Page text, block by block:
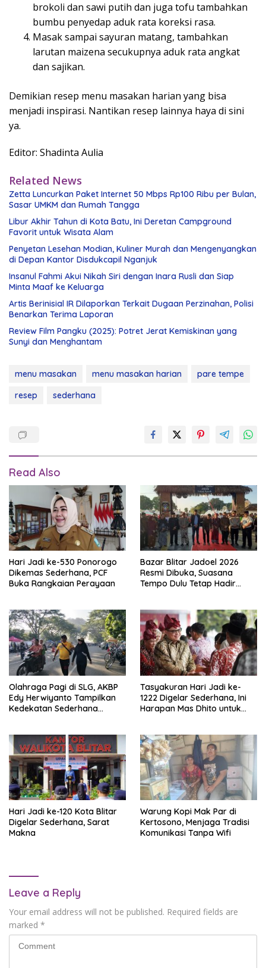
brokoli dan sawi putih dan juga tofu tambahkan
bumbu penyedap aduk rata koreksi rasa.
Masak sampai sayuran matang, tambahkan
larutan maizena secukupnya aduk rata angkat
dan sajikan.
Demikian resep menu masakan harian yang bisa
menjadi inspirasi. Nantikan resep lainnya haya di sini
ya.
Editor: Shadinta Aulia
Related News
Zetta Luncurkan Paket Internet 50 Mbps Rp100 Ribu per Bulan,
Sasar UMKM dan Rumah Tangga
Libur Akhir Tahun di Kota Batu, Ini Deretan Campground
Favorit untuk Wisata Alam
Penyetan Lesehan Modian, Kuliner Murah dan Mengenyangkan
di Depan Kantor Disdukcapil Nganjuk
Insanul Fahmi Akui Nikah Siri dengan Inara Rusli dan Siap
Minta Maaf ke Keluarga
Artis Berinisial IR Dilaporkan Terkait Dugaan Perzinahan, Polisi
Benarkan Terima Laporan
Review Film Pangku (2025): Potret Jerat Kemiskinan yang
Sunyi dan Menghantam
menu masakan menu masakan harian
pare tempe
resep
sederhana
Read Also
Hari Jadi ke-530 Ponorogo
Dikemas Sederhana, PCF
Buka Rangkaian Perayaan
Bazar Blitar Jadoel 2026
Resmi Dibuka, Suasana
Tempo Dulu Tetap Hadir
Olahraga Pagi di SLG, AKBP
Edy Herwiyanto Tampilkan
Kedekatan Sederhana
Tasyakuran Hari Jadi ke-
1222 Digelar Sederhana, Ini
Harapan Mas Dhito untuk
Hari Jadi ke-120 Kota Blitar
Digelar Sederhana, Sarat
Makna
Warung Kopi Mak Par di
Kertosono, Menjaga Tradisi
Komunikasi Tanpa Wifi
Leave a Reply
Your email address will not be published. Required fields are
marked *